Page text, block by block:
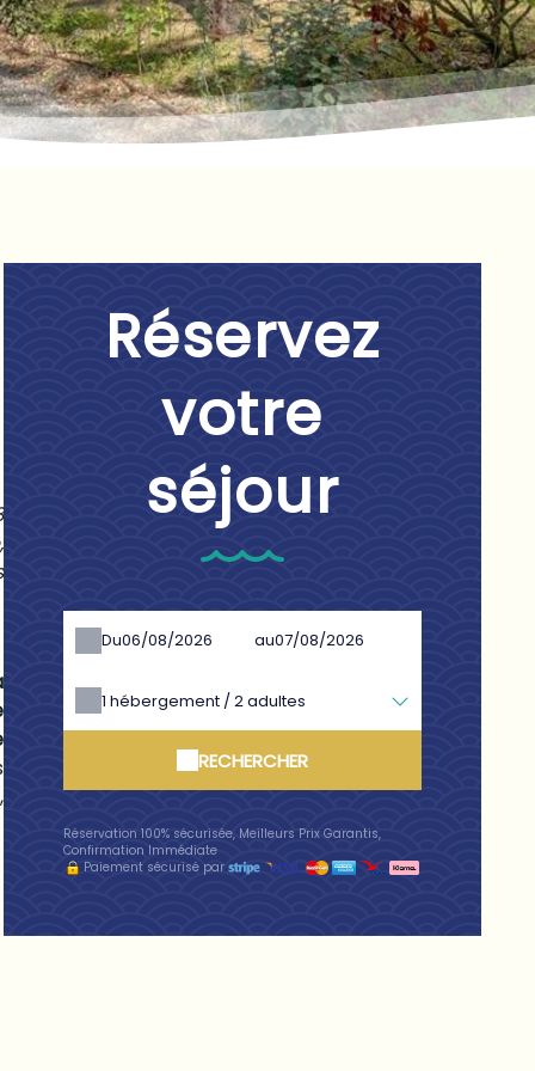
Réservez
votre
séjour
Du au
1 hébergement /2adultes
RECHERCHER
Réservation 100% sécurisée, Meilleurs Prix Garantis,
Confirmation Immédiate
Paiement sécurisé par